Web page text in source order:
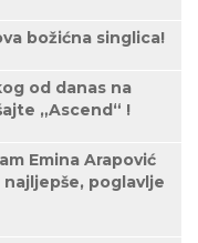
božićna singlica!
od danas na
„Ascend“ !
Emina Arapović
poglavlje